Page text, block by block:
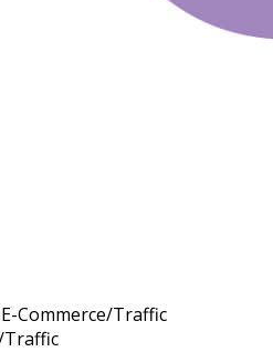
E-Commerce/Traffic
Traffic